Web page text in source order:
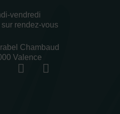
vendredi
rendez-vous
Chambaud
Valence